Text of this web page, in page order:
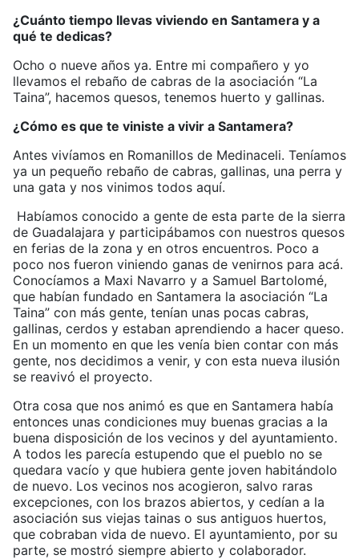
¿Cuánto tiempo llevas viviendo en Santamera y a
qué te dedicas?
Ocho o nueve años ya. Entre mi compañero y yo
llevamos el rebaño de cabras de la asociación “La
Taina”, hacemos quesos, tenemos huerto y gallinas.
¿Cómo es que te viniste a vivir a Santamera?
Antes vivíamos en Romanillos de Medinaceli. Teníamos
ya un pequeño rebaño de cabras, gallinas, una perra y
una gata y nos vinimos todos aquí.
Habíamos conocido a gente de esta parte de la sierra
de Guadalajara y participábamos con nuestros quesos
en ferias de la zona y en otros encuentros. Poco a
poco nos fueron viniendo ganas de venirnos para acá.
Conocíamos a Maxi Navarro y a Samuel Bartolomé,
que habían fundado en Santamera la asociación “La
Taina” con más gente, tenían unas pocas cabras,
gallinas, cerdos y estaban aprendiendo a hacer queso.
En un momento en que les venía bien contar con más
gente, nos decidimos a venir, y con esta nueva ilusión
se reavivó el proyecto.
Otra cosa que nos animó es que en Santamera había
entonces unas condiciones muy buenas gracias a la
buena disposición de los vecinos y del ayuntamiento.
A todos les parecía estupendo que el pueblo no se
quedara vacío y que hubiera gente joven habitándolo
de nuevo. Los vecinos nos acogieron, salvo raras
excepciones, con los brazos abiertos, y cedían a la
asociación sus viejas tainas o sus antiguos huertos,
que cobraban vida de nuevo. El ayuntamiento, por su
parte, se mostró siempre abierto y colaborador.